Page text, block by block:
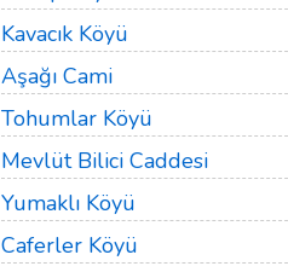
Kavacık Köyü
Aşağı Cami
Tohumlar Köyü
Mevlüt Bilici Caddesi
Yumaklı Köyü
Caferler Köyü